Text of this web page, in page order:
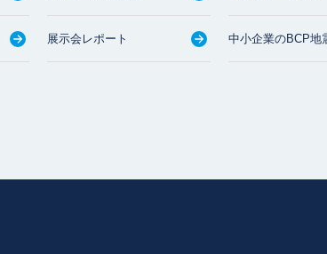
展示会レポート 中小企業のBCP地